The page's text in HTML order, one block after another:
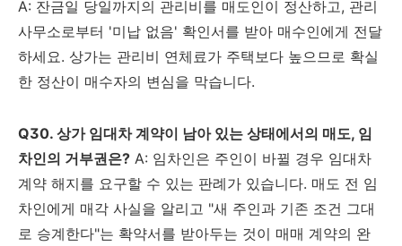
A: 잔금일 당일까지의 관리비를 매도인이 정산하고, 관리
사무소로부터 '미납 없음' 확인서를 받아 매수인에게 전달
하세요. 상가는 관리비 연체료가 주택보다 높으므로 확실
한 정산이 매수자의 변심을 막습니다.
Q30. 상가 임대차 계약이 남아 있는 상태에서의 매도, 임
차인의 거부권은? A: 임차인은 주인이 바뀔 경우 임대차
계약 해지를 요구할 수 있는 판례가 있습니다. 매도 전 임
차인에게 매각 사실을 알리고 "새 주인과 기존 조건 그대
로 승계한다"는 확약서를 받아두는 것이 매매 계약의 완